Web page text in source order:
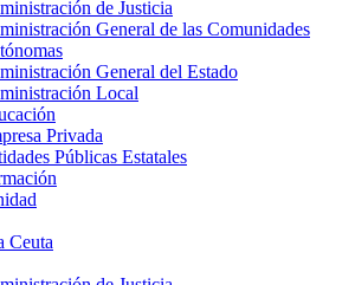
de Justicia
General de las Comunidades
General del Estado
Local
Privada
Públicas Estatales
Ceuta